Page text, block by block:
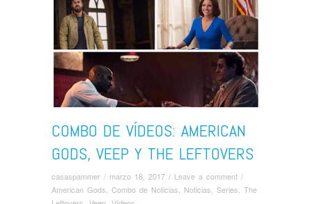
COMBO DE VÍDEOS: AMERICAN
GODS, VEEP Y THE LEFTOVERS
casaspammer / marzo 18, 2017 / Leave a comment /
American Gods Combo de Noticias Noticias Series The